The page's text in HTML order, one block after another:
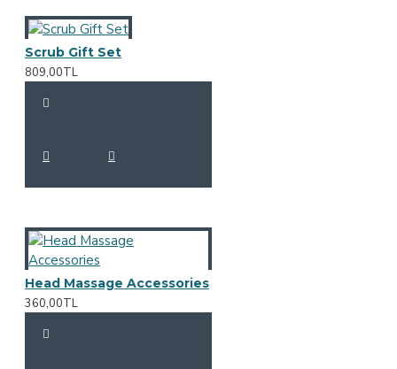
Scrub Gift Set
809,00TL
Head Massage Accessories
360,00TL